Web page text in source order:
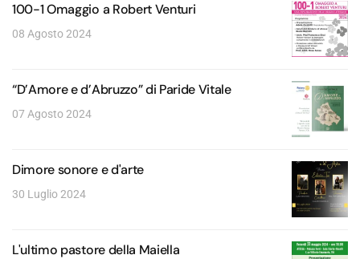
100-1 Omaggio a Robert Venturi
08 Agosto 2024
“D’Amore e d’Abruzzo” di Paride Vitale
07 Agosto 2024
Dimore sonore e d'arte
30 Luglio 2024
L'ultimo pastore della Maiella